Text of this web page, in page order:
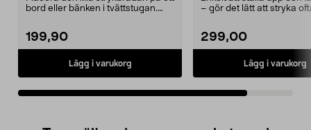
bord eller bänken i tvättstugan.
199,90
Lägg i varukorg
– gör det lätt att stryka
299,00
Lägg i varukorg